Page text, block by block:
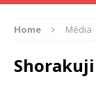
Home Média